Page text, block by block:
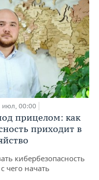
июл, 00:00
прицелом: как
приходит в
кибербезопасность
чего начать